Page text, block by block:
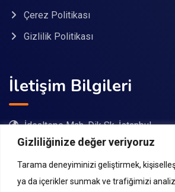
Gizliliğinize değer veriyoruz
Tarama deneyiminizi geliştirmek,
ya da içerikler sunmak ve trafiğimizi
Çerez Politikası
Gizlilik Politikası
İletişim Bilgileri
İdealtepe Mah. Dik Sk. İstanbul
08503057376
bilgi@ogretmenakademi.com